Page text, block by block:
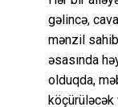
gəlincə,
mənzil
əsasında
olduqda,
köçürüləcək